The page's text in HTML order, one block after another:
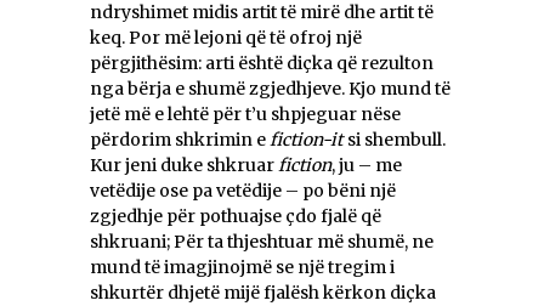
ndryshimet midis artit të mirë dhe artit të
keq. Por më lejoni që të ofroj një
përgjithësim: arti është diçka që rezulton
nga bërja e shumë zgjedhjeve. Kjo mund të
jetë më e lehtë për t’u shpjeguar nëse
përdorim shkrimin efiction-itsi shembull.
Kur jeni duke shkruarfiction, ju – me
vetëdije ose pa vetëdije – po bëni një
zgjedhje për pothuajse çdo fjalë që
shkruani; Për ta thjeshtuar më shumë, ne
mund të imagjinojmë se një tregim i
shkurtër dhjetë mijë fjalësh kërkon diçka